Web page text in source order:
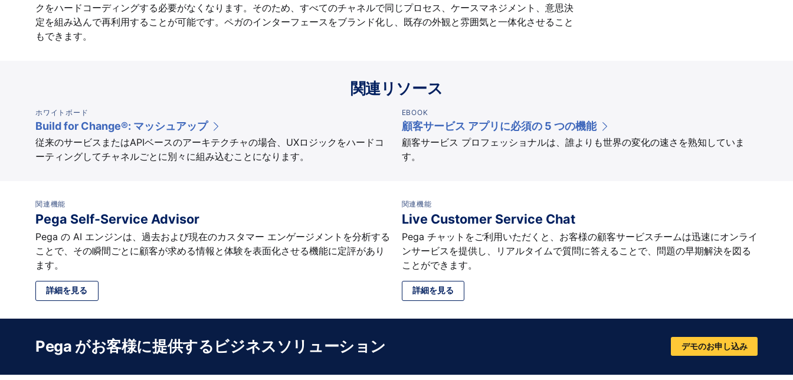
クをハードコーディングする必要がなくなります。そのため、すべてのチャネルで同じプロセス、ケースマネジメント、意思決
定を組み込んで再利用することが可能です。ペガのインターフェースをブランド化し、既存の外観と雰囲気と一体化させること
もできます。
関連リソース
ホワイトボード
Build for Change®: マッシュアップ
従来のサービスまたはAPIベースのアーキテクチャの場合、UXロジックをハードコ
ーティングしてチャネルごとに別々に組み込むことになります。
EBOOK
顧客サービス アプリに必須の 5 つの機能
顧客サービス プロフェッショナルは、誰よりも世界の変化の速さを熟知していま
す。
関連機能
Pega Self-Service Advisor
Pega の AI エンジンは、過去および現在のカスタマー エンゲージメントを分析する
ことで、その瞬間ごとに顧客が求める情報と体験を表面化させる機能に定評があり
ます。
詳細を見る
関連機能
Live Customer Service Chat
Pega チャットをご利用いただくと、お客様の顧客サービスチームは迅速にオンライ
ンサービスを提供し、リアルタイムで質問に答えることで、問題の早期解決を図る
ことができます。
詳細を見る
Pega がお客様に提供するビジネスソリューション デモのお申し込み